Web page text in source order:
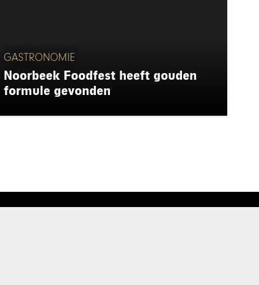
GASTRONOMIE
Noorbeek Foodfest heeft gouden
formule gevonden